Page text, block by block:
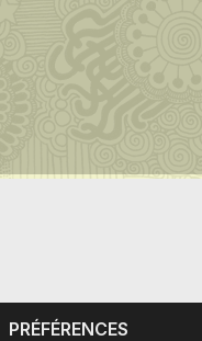
PRÉFÉRENCES